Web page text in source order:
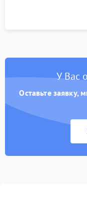
У Вас
Оставьте заявку,